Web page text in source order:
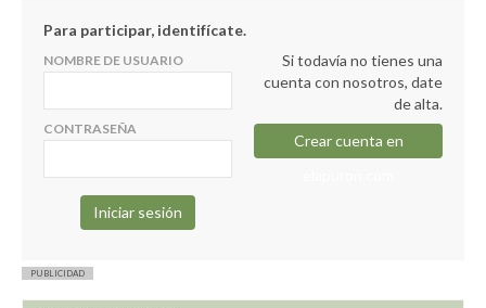
Para participar, identifícate.
NOMBRE DE USUARIO
CONTRASEÑA
Si todavía no tienes una
cuenta con nosotros, date
de alta.
Crear cuenta en
PUBLICIDAD